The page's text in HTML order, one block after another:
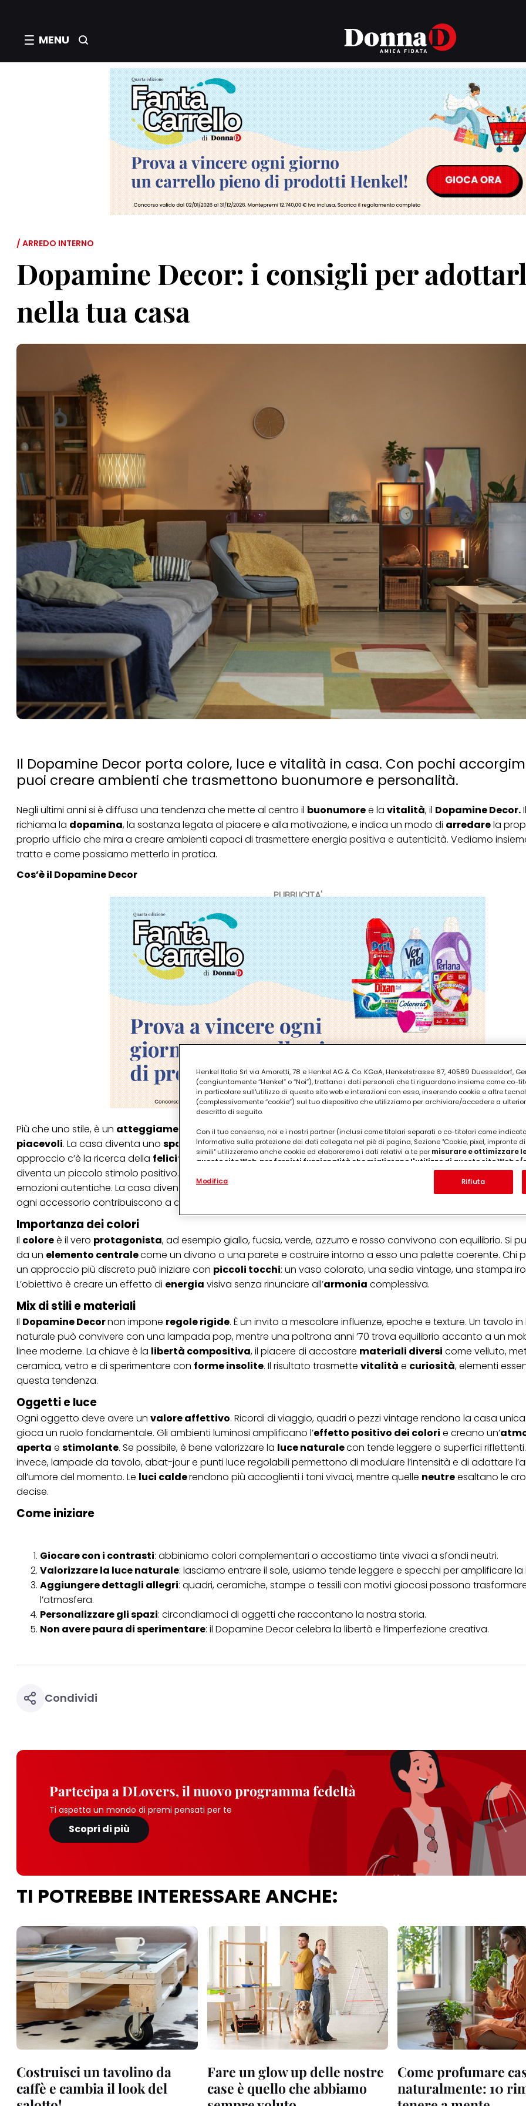
MENU
/ ARREDO INTERNO
Dopamine Decor: i consigli per
nella tua casa
Il Dopamine Decor porta colore, luce e vitalità in casa. Con pochi
puoi creare ambienti che trasmettono buonumore e personalità.
PUBBLICITA'
Negli ultimi anni si è diffusa una tendenza che mette al centro il buonumoree la vitalità, il Dopamine Decor.
richiama la dopamina, la sostanza legata al piacere e alla motivazione, e indica un modo di arredarela
proprio ufficio che mira a creare ambienti capaci di trasmettere energia positiva e autenticità. Vediamo
tratta e come possiamo metterlo in pratica.
Cos’è il Dopamine Decor
Più che uno stile, è un atteggiamento . Consiste nel circondarsi dicolori,oggettieforme che evocano
piacevoli. La casa diventa uno spazio personaleedinamico, lontano dalla neutralità minimalista. Al centro
approccio c’è la ricerca della felicità quotidianaattraverso il colore, le forme e gli oggetti. Ogni elemento
diventa un piccolo stimolo positivo. Non si tratta di esagerare o di accumulare, ma di costruire un ambiente
emozioni autentiche. La casa diventa uno spazio dinamico, pieno di energia e memoria, dove ogni scelta
ogni accessorio contribuiscono a creare un’atmosfera accogliente e vivace.
Importanza dei colori
Il coloreè il vero protagonista, ad esempio giallo, fucsia, verde, azzurro e rosso convivono con equilibrio. Si
da un elemento centralecome un divano o una parete e costruire intorno a esso una palette coerente. Chi
un approccio più discreto può iniziare con piccoli tocchi: un vaso colorato, una sedia vintage, una stampa
L’obiettivo è creare un effetto di energia visiva senza rinunciare all’armonia complessiva.
Mix di stili e materiali
Il Dopamine Decornon impone regole rigide. È un invito a mescolare influenze, epoche e texture. Un tavolo
naturale può convivere con una lampada pop, mentre una poltrona anni ’70 trova equilibrio accanto a un
linee moderne. La chiave è la libertà compositiva, il piacere di accostare materiali diversi come velluto,
ceramica, vetro e di sperimentare con forme insolite. Il risultato trasmette vitalità e curiosità, elementi
questa tendenza.
Oggetti e luce
Ogni oggetto deve avere un valore affettivo. Ricordi di viaggio, quadri o pezzi vintage rendono la casa
gioca un ruolo fondamentale. Gli ambienti luminosi amplificano l’effetto positivo dei colori e creano un’
aperta e stimolante. Se possibile, è bene valorizzare la luce naturalecon tende leggere o superfici riflettenti.
invece, lampade da tavolo, abat-jour e punti luce regolabili permettono di modulare l’intensità e di adattare
all’umore del momento. Le luci calderendono più accoglienti i toni vivaci, mentre quelle neutreesaltano le
decise.
Come iniziare
Giocare con i contrasti: abbiniamo colori complementari o accostiamo tinte vivaci a sfondi neutri.
Valorizzare la luce naturale: lasciamo entrare il sole, usiamo tende leggere e specchi per amplificare la
Aggiungere dettagli allegri: quadri, ceramiche, stampe o tessili con motivi giocosi possono
l’atmosfera.
Personalizzare gli spazi: circondiamoci di oggetti che raccontano la nostra storia.
Non avere paura di sperimentare: il Dopamine Decor celebra la libertà e l’imperfezione creativa.
Condividi
Partecipa a DLovers, il nuovo programma fedeltà
Ti aspetta un mondo di premi pensati per te
Scopri di più
TI POTREBBE INTERESSARE ANCHE:
Costruisci un tavolino da
caffè e cambia il look del
Fare un glow up delle nostre
case è quello che abbiamo
Come profumare
naturalmente: 10
Henkel Italia Srl via Amoretti, 78 e Henkel AG & Co. KGaA, Henkelstrasse 67, 40589 Duesseldorf,
(congiuntamente “Henkel” o “Noi”), trattano i dati personali che ti riguardano insieme come co-
in particolare sull'utilizzo di questo sito web e interazioni con esso, inserendo cookie e altre
(complessivamente “cookie”) sul tuo dispositivo che utilizziamo per archiviare/accedere a
descritto di seguito.
Con il tuo consenso, noi e i nostri partner (inclusi come titolari separati o co-titolari come
Informativa sulla protezione dei dati collegata nel piè di pagina, Sezione "Cookie, pixel, impronte
simili" utilizzeremo anche cookie ed elaboreremo i dati relativi a te per misurare e ottimizzare
questo sito Web, per fornirti funzionalità che migliorano l'utilizzo di questo sito Web e/
. Analizzeremo il tuo utilizzo di questo sito Web e le tue interazioni commerciali
(rispettivamente dell'azienda per cui lavori) per) e su tale base tracciare i tuoi acquisti dei nostri
terzi, conservare le nostre informazioni sulle entità commerciali e creare profili individuali su di
Puoi trovare maggiori informazioni sul trattamento dei tuoi dati nella nostra Informativa sulla
collegata nel piè di pagina (Sezione "Cookie, Pixel, Impronte digitali e tecnologie simili"). Puoi
qualsiasi momento con effetto per il futuro disabilitando i cookie sul nostro sito web nella
collegata nel piè di pagina. Per ulteriori informazioni sui cookie utilizzati su questo sito Web, in
periodo di conservazione, consultare le informazioni dettagliate su ciascun cookie disponibili
Se fai clic su "Modifica" potrai trovare maggiori informazioni sul trattamento dei tuoi dati / sull'uso
per uno o più degli scopi sopra menzionati. Cliccando su "Accetta tutto", acconsenti all'uso dei
tuoi dati personali per tutte le finalità sopra indicate. Se fai clic su "Rifiuta", verranno utilizzati solo i
necessari per fornirti questo sito web.
Modifica Rifiuta